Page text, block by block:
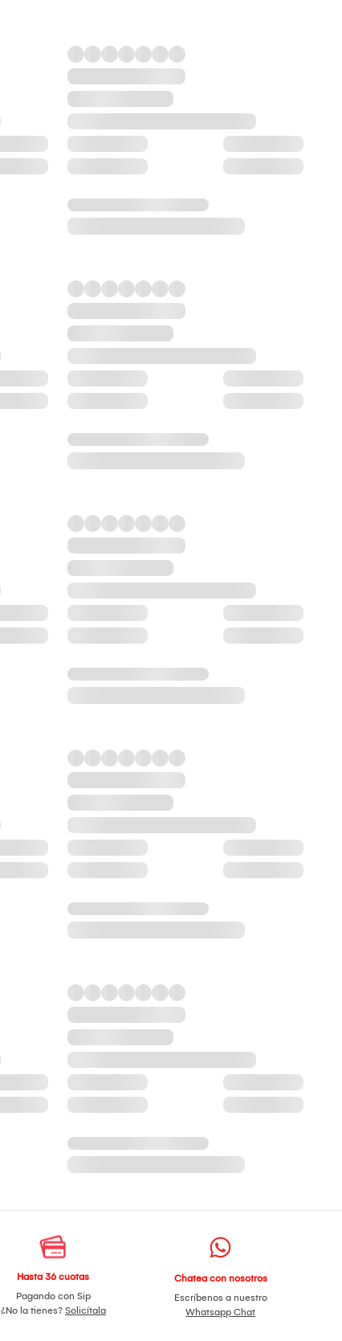
Hasta 36 cuotas
Pagando con Sip
¿No la tienes? Solicítala
Chatea con nosotros
Escríbenos a nuestro
Whatsapp Chat